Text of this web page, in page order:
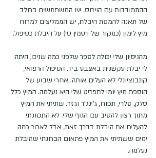
ההתמודדות עם הוירוס. יש המשתמשים בחלב
של תאנה להמסת היבלת, יש הממליצים למרוח
מיץ לימון (כמקור של ויטמין סי) על היבלת כטיפול.
מהניסיון שלי יכולה לספר שלפני כמה שנים, היתה
לי יבלת עקשנית באצבע ביד. הטיפול הרפואי,
קונבנציונלי לא העלים אותה. אחרי שבוע של
הוספת מיץ יומי לתפריט שלי היא נעלמה. המיץ כלל
סלק, סלרי, תפוח, ג'ינג'ר וגזר. שתיתי את המיץ
מתוך רצון להטיב עם הגוף שלי. לא התכוונתי
להעלים את היבלת בדרך זאת, אבל לאחר כמה
ימים ששתיתי את המיץ פתאום הבחנתי שהיבלת
נעלמה.